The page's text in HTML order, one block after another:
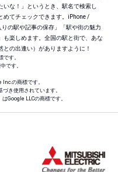
いな！」というとき、駅名で検索し
めてチェックできます。iPhone /
の駅や記事の保存」「駅や街の魅力
も楽しめます。全国の駅と街で、あな
の出逢い）がありますように！
です。
です。
の商標です。
き使用されています。
Google LLCの商標です。